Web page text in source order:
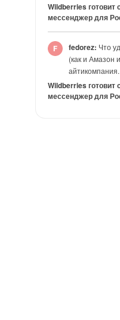
Wildberries готовит
мессенджер для
fedorez: Что
(как и Амазон
Wildberries готовит
мессенджер для